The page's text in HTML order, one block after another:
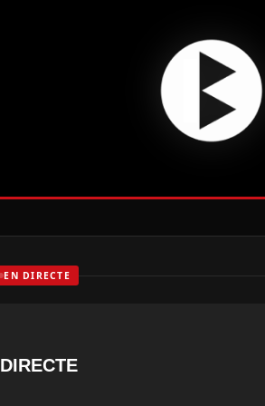
EN DIRECTE
DIRECTE